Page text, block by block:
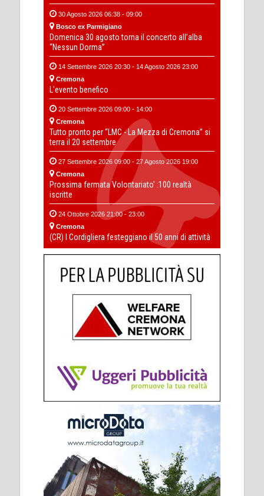
30 Agosto 2026 06:38 - 09:00
Bosco ex Parmigiano
Domenica 30 agosto torna il concerto all’alba
“Nessun Dorma”
14 Settembre 2026 20:30 - 14 Agosto 2026 23:00
Cremona
L'evento benefico
20 Settembre 2026 09:00 - 14:00
Cremona
Tutto pronto per “LMC - La Mezza di Cremona” si
terra il 20 settembre
27 Settembre 2026 09:00 - 27 Agosto 2026 19:00
Cremona
Prossima fermata Volontariato' :100 realtà
iscritte
24 Ottobre 2026 21:00 - 23:00
Cremona
(CR) I Cordigliera festeggiano il 50 anni di attività